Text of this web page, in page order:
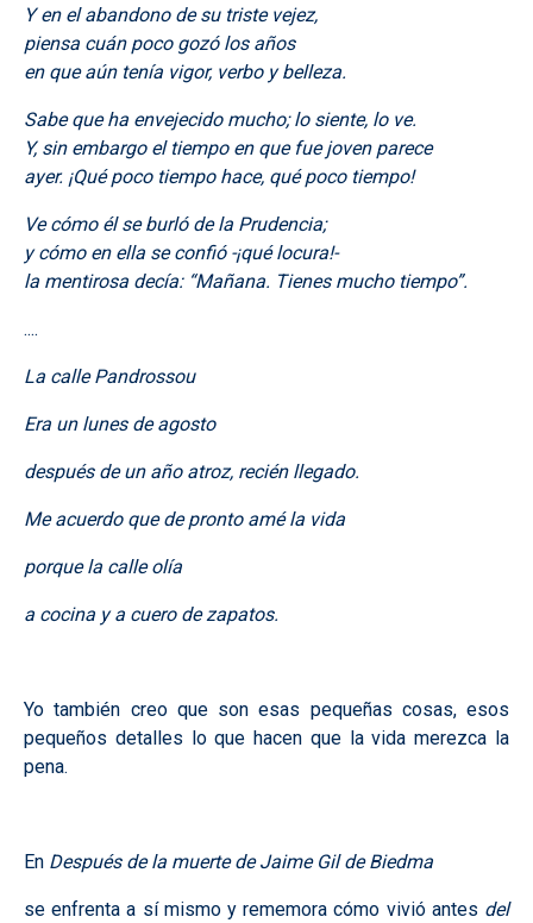
Y en el abandono de su triste vejez,
piensa cuán poco gozó los años
en que aún tenía vigor, verbo y belleza.
Sabe que ha envejecido mucho; lo siente, lo ve.
Y, sin embargo el tiempo en que fue joven parece
ayer. ¡Qué poco tiempo hace, qué poco tiempo!
Ve cómo él se burló de la Prudencia;
y cómo en ella se confió -¡qué locura!-
la mentirosa decía: “Mañana. Tienes mucho tiempo”.
....
La calle Pandrossou
Era un lunes de agosto
después de un año atroz, recién llegado.
Me acuerdo que de pronto amé la vida
porque la calle olía
a cocina y a cuero de zapatos.
Yo también creo que son esas pequeñas cosas, esos
pequeños detalles lo que hacen que la vida merezca la
pena.
En Después de la muerte de Jaime Gil de Biedma
se enfrenta a sí mismo y rememora cómo vivió antes del